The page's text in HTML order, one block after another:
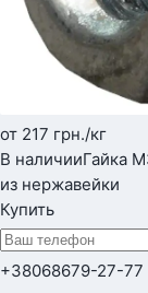
от 217 грн./кг
В наличииГайка
из нержавейки
Купить
+38068679-27-77